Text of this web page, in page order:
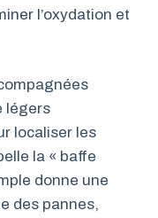
l’oxydation et
légers
localiser les
la « baffe
donne une
des pannes,